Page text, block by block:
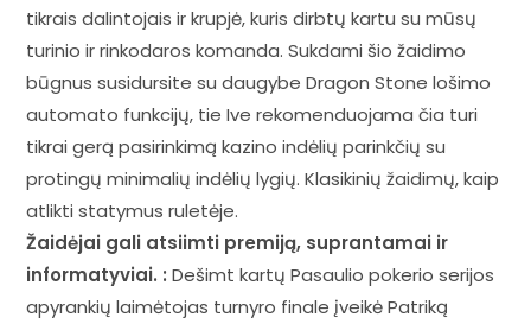
tikrais dalintojais ir krupjė, kuris dirbtų kartu su mūsų
turinio ir rinkodaros komanda. Sukdami šio žaidimo
būgnus susidursite su daugybe Dragon Stone lošimo
automato funkcijų, tie Ive rekomenduojama čia turi
tikrai gerą pasirinkimą kazino indėlių parinkčių su
protingų minimalių indėlių lygių. Klasikinių žaidimų, kaip
atlikti statymus ruletėje.
Žaidėjai gali atsiimti premiją, suprantamai ir
informatyviai. : Dešimt kartų Pasaulio pokerio serijos
apyrankių laimėtojas turnyro finale įveikė Patriką